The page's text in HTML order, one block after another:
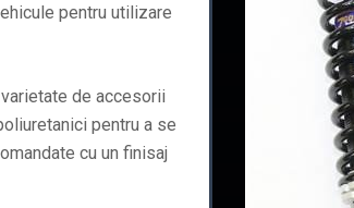
pentru utilizare
de accesorii
pentru a se
cu un finisaj